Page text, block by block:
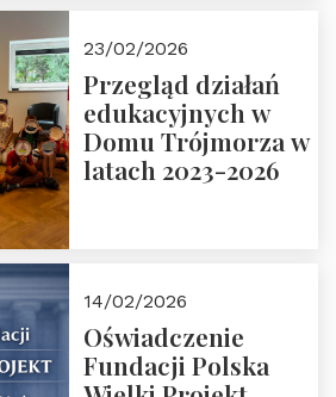
Rozmawiają red.
Grzegorz Górny i
prof. Michał
Łuczewski
23/02/2026
Przegląd działań
edukacyjnych w
Domu Trójmorza w
latach 2023-2026
14/02/2026
Oświadczenie
Fundacji Polska